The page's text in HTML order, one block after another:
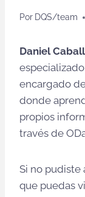
Por DQS/team
Daniel
encargado
donde
propios
través de
Si no pudiste
que puedas